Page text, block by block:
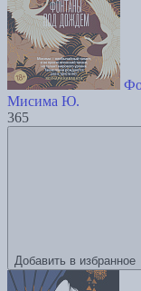
Мисима Ю.
365
Добавить в избранное